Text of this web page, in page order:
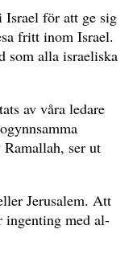
Israel för att ge sig
fritt inom Israel.
som alla israeliska
av våra ledare
ser ut
Jerusalem. Att
ingenting med al-